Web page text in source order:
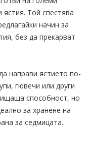
Той спестява
начин за
без да прекарват
направи ястието по-
гювечи или други
способност, но
за хранене на
за седмицата.